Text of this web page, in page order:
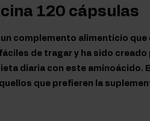
120 cápsulas
un complemento alimenticio
de tragar y ha sido
diaria con este aminoácido.
que prefieren la